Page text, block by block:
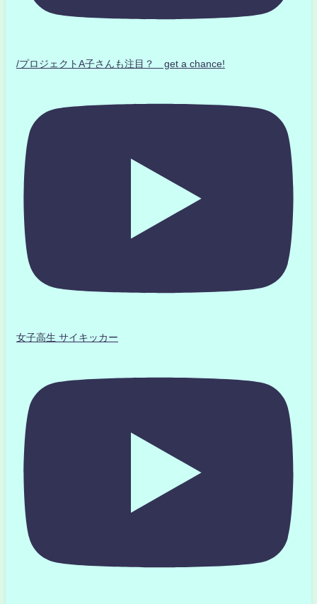
/プロジェクトA子さんも注目？ get a chance!
女子高生 サイキッカー